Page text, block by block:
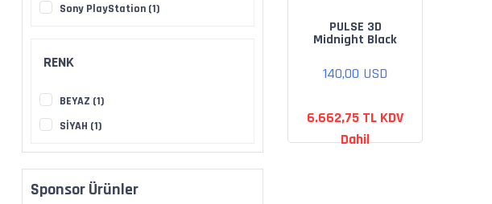
Sony PlayStation (1)
RENK
BEYAZ (1)
SİYAH (1)
Sponsor Ürünler
PULSE 3D
Midnight Black
(PS5)
140,00 USD
6.662,75 TL KDV
Dahil